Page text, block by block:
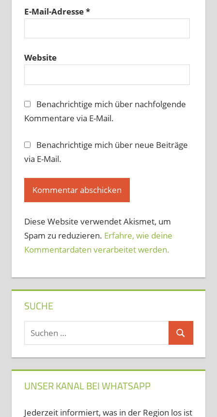
E-Mail-Adresse*
Website
Benachrichtige mich über nachfolgende
Kommentare via E-Mail.
Benachrichtige mich über neue Beiträge
via E-Mail.
Diese Website verwendet Akismet, um
Spam zu reduzieren. Erfahre, wie deine
Kommentardaten verarbeitet werden.
SUCHE
Suchen
nach:
Suchen
UNSER KANAL BEI WHATSAPP
Jederzeit informiert, was in der Region los ist